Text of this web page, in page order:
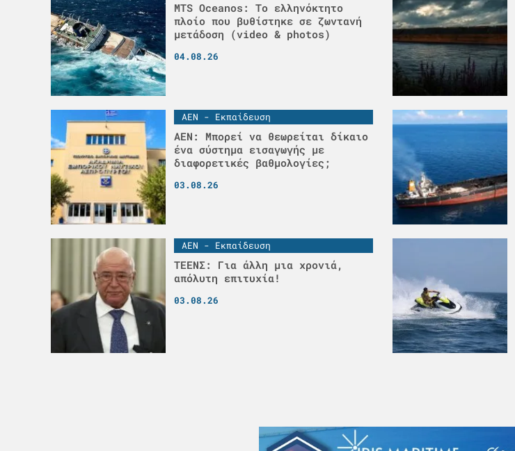
MTS Oceanos: Το ελληνόκτητο
πλοίο που βυθίστηκε σε ζωντανή
μετάδοση (video & photos)
04.08.26
ΑΕΝ - Εκπαίδευση
ΑΕΝ: Μπορεί να θεωρείται δίκαιο
ένα σύστημα εισαγωγής με
διαφορετικές βαθμολογίες;
03.08.26
ΑΕΝ - Εκπαίδευση
ΤΕΕΝΣ: Για άλλη μια χρονιά,
απόλυτη επιτυχία!
03.08.26